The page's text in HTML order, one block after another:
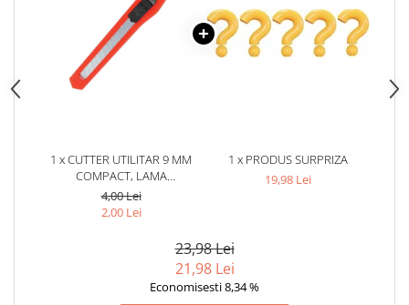
1 x CUTTER UTILITAR 9 MM
COMPACT, LAMA
SEGMENTATA DIN OTEL
CARBON, SISTEM BLOCARE
PRECISA CARTON SI FOLIE
4,00 Lei
2,00 Lei
1 x PRODUS SURPRIZA
19,98 Lei
23,98 Lei
21,98 Lei
Economisesti 8,34 %